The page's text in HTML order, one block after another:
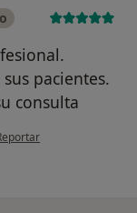
pacientes.
consulta
opinión del usuario G.G